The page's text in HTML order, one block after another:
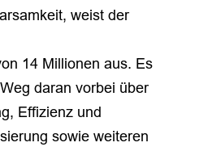
weist der
14 Millionen aus. Es
daran vorbei über
Effizienz und
sowie weiteren